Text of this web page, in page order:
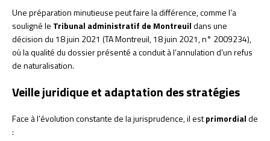
Une préparation minutieuse peut faire la différence, comme l’a
souligné le Tribunal administratif de Montreuildans une
décision du 18 juin 2021 (TA Montreuil, 18 juin 2021, n° 2009234),
où la qualité du dossier présenté a conduit à l’annulation d’un refus
de naturalisation.
Veille juridique et adaptation des stratégies
Face à l’évolution constante de la jurisprudence, il estprimordialde
: